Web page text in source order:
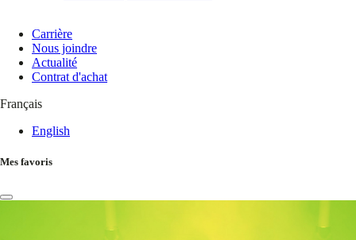
Carrière
Nous joindre
Actualité
Contrat d'achat
Français
English
Mes favoris